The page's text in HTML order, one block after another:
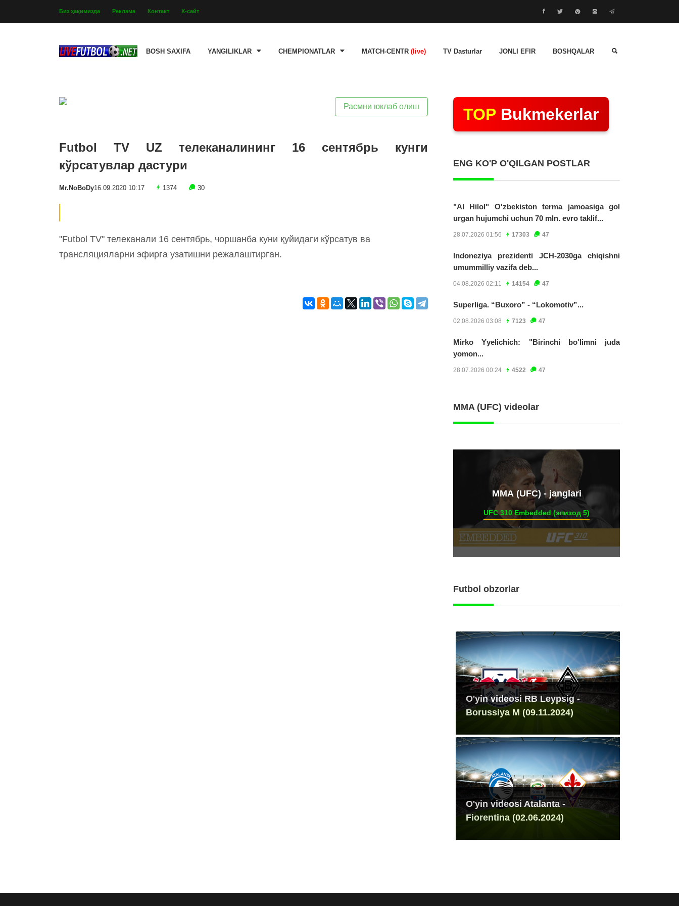
Биз ҳақимизда Реклама Контакт Х-сайт
BOSH SAXIFA YANGILIKLAR CHEMPIONATLAR MATCH-CENTR (live) TV Dasturlar JONLI EFIR BOSHQALAR
Расмни юклаб олиш
Futbol TV UZ телеканалининг 16 сентябрь кунги
кўрсатувлар дастури
Mr.NoBoDy16.09.2020 10:17 1374 30
"Futbol TV" телеканали 16 сентябрь, чоршанба куни қуйидаги кўрсатув ва
трансляцияларни эфирга узатишни режалаштирган.
TOP Bukmekerlar
ENG KO'P O'QILGAN POSTLAR
"Al Hilol" O'zbekiston terma jamoasiga gol
urgan hujumchi uchun 70 mln. evro taklif...
28.07.2026 01:56 17303 47
Indoneziya prezidenti JCH-2030ga chiqishni
umummilliy vazifa deb...
04.08.2026 02:11 14154 47
Superliga. “Buxoro” - “Lokomotiv”...
02.08.2026 03:08 7123 47
Mirko Yyelichich: "Birinchi bo'limni juda
yomon...
28.07.2026 00:24 4522 47
MMA (UFC) videolar
ММА (UFC) - janglari
UFC 310 Embedded (эпизод 5)
Futbol obzorlar
O'yin videosi RB Leypsig -
Borussiya M (09.11.2024)
O'yin videosi Atalanta -
Fiorentina (02.06.2024)